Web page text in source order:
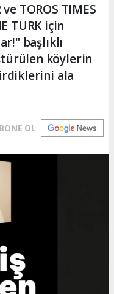
TOROS TIMES
TURK için
başlıklı
köylerin
ala
OL